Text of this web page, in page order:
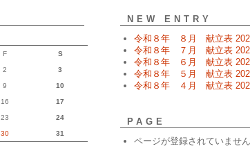
F S
2 3
9 10
16 17
23 24
30 31
NEW ENTRY
令和８年 ８月 献立表
令和８年 ７月 献立表
令和８年 ６月 献立表
令和８年 ５月 献立表
令和８年 ４月 献立表
PAGE
ページが登録されていませ